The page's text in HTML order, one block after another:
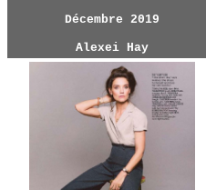
Décembre 2019
Alexei Hay